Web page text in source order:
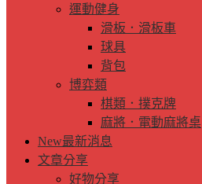
運動健身
滑板．滑板車
球具
背包
博弈類
棋類．撲克牌
麻將．電動麻將桌
New最新消息
文章分享
好物分享